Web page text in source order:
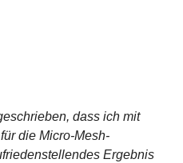
dass ich mit
die Micro-Mesh-
Ergebnis